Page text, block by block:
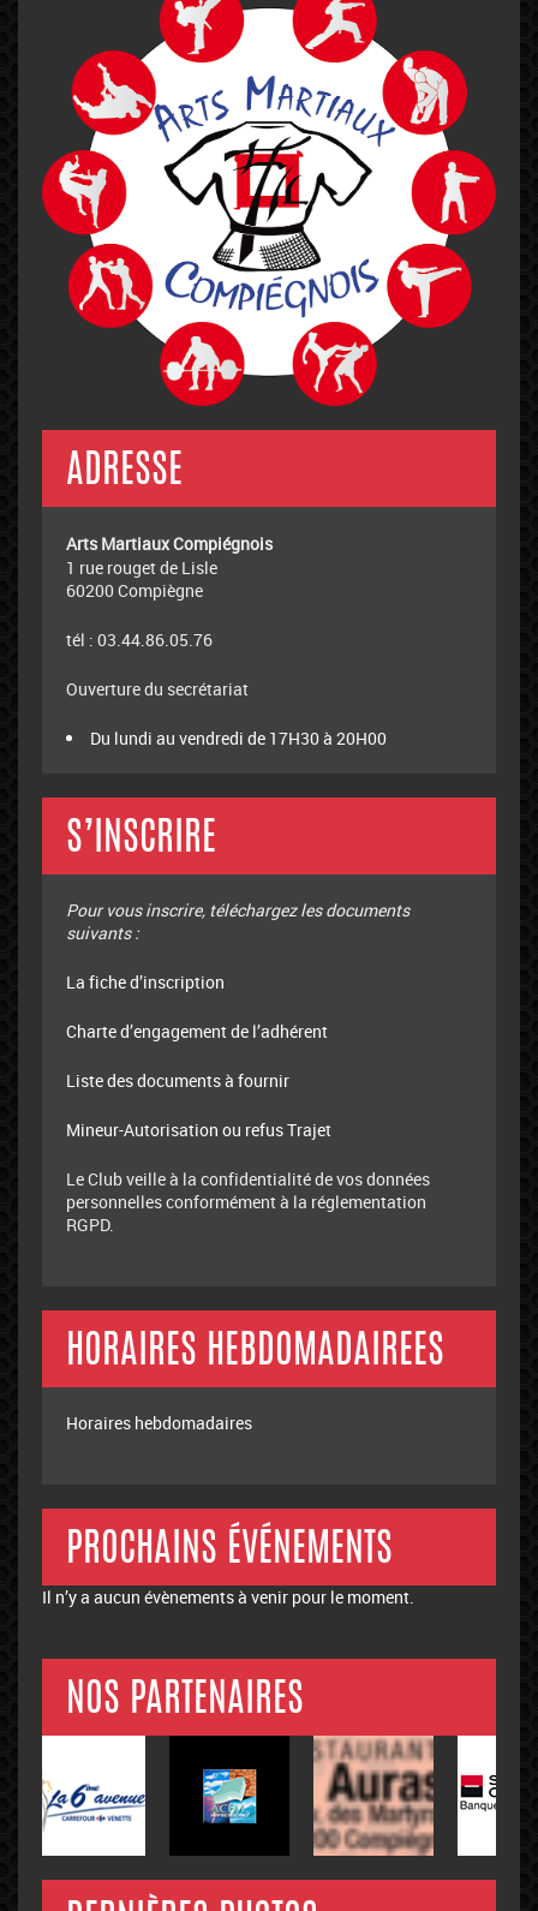
ADRESSE
Arts Martiaux Compiégnois
1 rue rouget de Lisle
60200 Compiègne
tél : 03.44.86.05.76
Ouverture du secrétariat
Du lundi au vendredi de 17H30 à 20H00
S’INSCRIRE
Pour vous inscrire, téléchargez les documents
suivants :
La fiche d’inscription
Charte d’engagement de l’adhérent
Liste des documents à fournir
Mineur-Autorisation ou refus Trajet
Le Club veille à la confidentialité de vos données
personnelles conformément à la réglementation
RGPD.
HORAIRES HEBDOMADAIREES
Horaires hebdomadaires
PROCHAINS ÉVÉNEMENTS
Il n’y a aucun évènements à venir pour le moment.
NOS PARTENAIRES